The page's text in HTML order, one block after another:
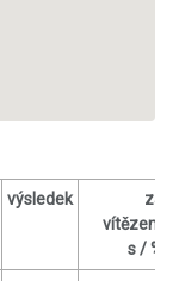
výsledek
za
vítězem
s / %